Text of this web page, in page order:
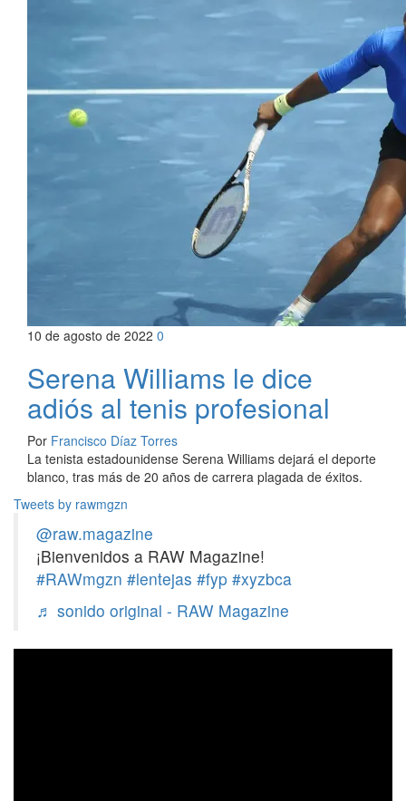
10 de agosto de 2022 0
Serena Williams le dice
adiós al tenis profesional
Por Francisco Díaz Torres
La tenista estadounidense Serena Williams dejará el deporte
blanco, tras más de 20 años de carrera plagada de éxitos.
Tweets by rawmgzn
@raw.magazine
¡Bienvenidos a RAW Magazine!
#RAWmgzn #lentejas #fyp #xyzbca
♬ sonido original - RAW Magazine